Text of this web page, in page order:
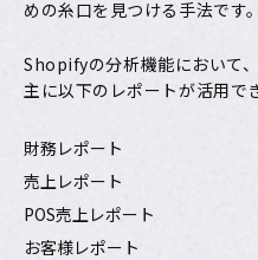
めの糸口を見つける手法です。
Shopifyの分析機能において
主に以下のレポートが活用で
財務レポート
売上レポート
POS売上レポート
お客様レポート